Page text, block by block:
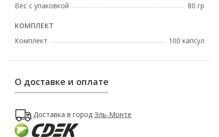
Вес с упаковкой
80 гр
КОМПЛЕКТ
Комплект
100 капсул
О доставке и оплате
Доставка в город Эль-Монте